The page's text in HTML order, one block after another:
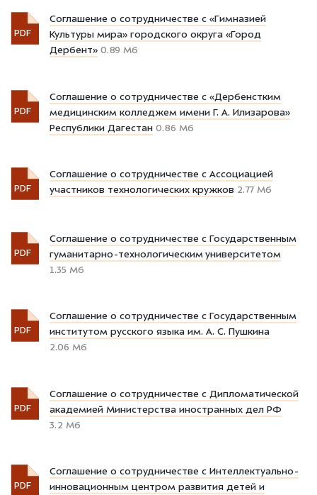
PDF
Соглашение о сотрудничестве с «Гимназией
Культуры мира» городского округа «Город
Дербент» 0.89 Мб
PDF
Соглашение о сотрудничестве с «Дербенстким
медицинским колледжем имени Г. А. Илизарова»
Республики Дагестан 0.86 Мб
PDF
Соглашение о сотрудничестве с Ассоциацией
участников технологических кружков 2.77 Мб
PDF
Соглашение о сотрудничестве с Государственным
гуманитарно-технологическим университетом
1.35 Мб
PDF
Соглашение о сотрудничестве с Государственным
институтом русского языка им. А. С. Пушкина
2.06 Мб
PDF
Соглашение о сотрудничестве с Дипломатической
академией Министерства иностранных дел РФ
3.2 Мб
PDF
Соглашение о сотрудничестве с Интеллектуально-
инновационным центром развития детей и